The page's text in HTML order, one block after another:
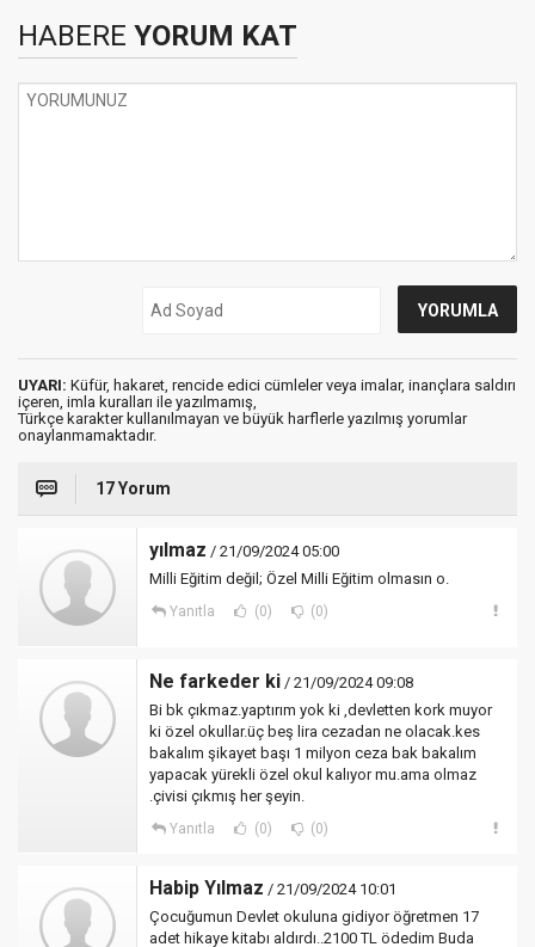
HABERE YORUM KAT
UYARI: Küfür, hakaret, rencide edici cümleler veya imalar, inançlara saldırı
içeren, imla kuralları ile yazılmamış,
Türkçe karakter kullanılmayan ve büyük harflerle yazılmış yorumlar
onaylanmamaktadır.
17 Yorum
yılmaz / 21/09/2024 05:00
Milli Eğitim değil; Özel Milli Eğitim olmasın o.
Yanıtla (0) (0)
Ne farkeder ki / 21/09/2024 09:08
Bi bk çıkmaz.yaptırım yok ki ,devletten kork muyor
ki özel okullar.üç beş lira cezadan ne olacak.kes
bakalım şikayet başı 1 milyon ceza bak bakalım
yapacak yürekli özel okul kalıyor mu.ama olmaz
.çivisi çıkmış her şeyin.
Yanıtla (0) (0)
Habip Yılmaz / 21/09/2024 10:01
Çocuğumun Devlet okuluna gidiyor öğretmen 17
adet hikaye kitabı aldırdı..2100 TL ödedim Buda